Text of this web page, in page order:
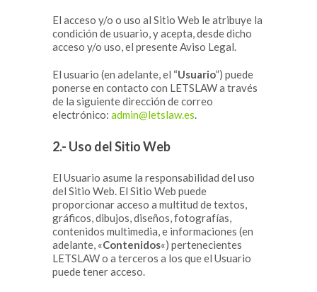
El acceso y/o o uso al Sitio Web le atribuye la
condición de usuario, y acepta, desde dicho
acceso y/o uso, el presente Aviso Legal.
El usuario (en adelante, el “Usuario”) puede
ponerse en contacto con LETSLAW a través
de la siguiente dirección de correo
electrónico: admin@letslaw.es.
2.- Uso del Sitio Web
El Usuario asume la responsabilidad del uso
del Sitio Web. El Sitio Web puede
proporcionar acceso a multitud de textos,
gráficos, dibujos, diseños, fotografías,
contenidos multimedia, e informaciones (en
adelante, «Contenidos«) pertenecientes
LETSLAW o a terceros a los que el Usuario
puede tener acceso.